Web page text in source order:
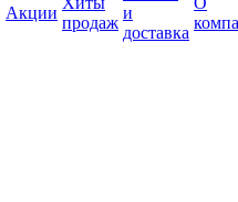
Акции
продаж
и
доставка